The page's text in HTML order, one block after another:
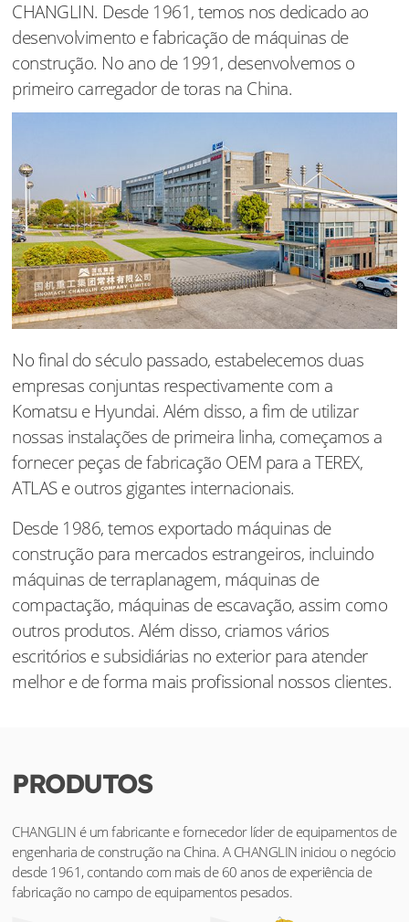
CHANGLIN. Desde 1961, temos nos dedicado ao
desenvolvimento e fabricação de máquinas de
construção. No ano de 1991, desenvolvemos o
primeiro carregador de toras na China.
No final do século passado, estabelecemos duas
empresas conjuntas respectivamente com a
Komatsu e Hyundai. Além disso, a fim de utilizar
nossas instalações de primeira linha, começamos a
fornecer peças de fabricação OEM para a TEREX,
ATLAS e outros gigantes internacionais.
Desde 1986, temos exportado máquinas de
construção para mercados estrangeiros, incluindo
máquinas de terraplanagem, máquinas de
compactação, máquinas de escavação, assim como
outros produtos. Além disso, criamos vários
escritórios e subsidiárias no exterior para atender
melhor e de forma mais profissional nossos clientes.
PRODUTOS
CHANGLIN é um fabricante e fornecedor líder de equipamentos de
engenharia de construção na China. A CHANGLIN iniciou o negócio
desde 1961, contando com mais de 60 anos de experiência de
fabricação no campo de equipamentos pesados.